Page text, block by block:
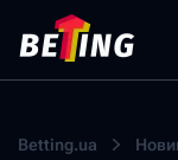
Betting.ua